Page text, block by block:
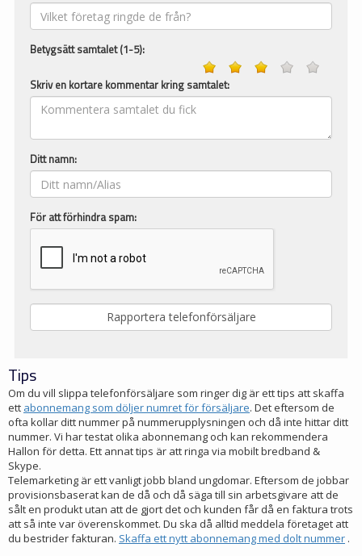
Betygsätt samtalet (1-5):
Skriv en kortare kommentar kring samtalet:
Ditt namn:
För att förhindra spam:
Tips
Om du vill slippa telefonförsäljare som ringer dig är ett tips att skaffa
ett abonnemang som döljer numret för försäljare. Det eftersom de
ofta kollar ditt nummer på nummerupplysningen och då inte hittar ditt
nummer. Vi har testat olika abonnemang och kan rekommendera
Hallon för detta. Ett annat tips är att ringa via mobilt bredband &
Skype.
Telemarketing är ett vanligt jobb bland ungdomar. Eftersom de jobbar
provisionsbaserat kan de då och då säga till sin arbetsgivare att de
sålt en produkt utan att de gjort det och kunden får då en faktura trots
att så inte var överenskommet. Du ska då alltid meddela företaget att
du bestrider fakturan. Skaffa ett nytt abonnemang med dolt nummer .